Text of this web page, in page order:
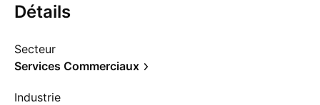
Détails
Secteur
Services Commerciaux
Industrie